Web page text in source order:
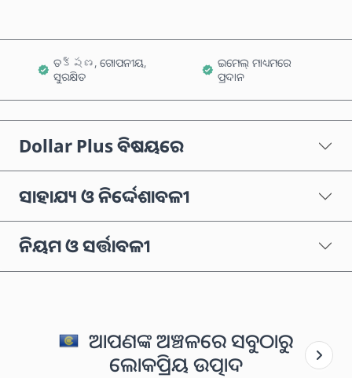
ତక్షణ, ଗୋପନୀୟ,
ସୁରକ୍ଷିତ
ଇମେଲ୍ ମାଧ୍ୟମରେ
ପ୍ରଦାନ
Dollar Plus ବିଷୟରେ
ସାହାଯ୍ୟ ଓ ନିର୍ଦ୍ଦେଶାବଳୀ
ନିୟମ ଓ ସର୍ତ୍ତାବଳୀ
ଆପଣଙ୍କ ଅଞ୍ଚଳରେ ସବୁଠାରୁ
ଲୋକପ୍ରିୟ ଉତ୍ପାଦ